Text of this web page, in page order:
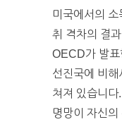
미국에서의
취 격차의 결
OECD가 발표
선진국에 비해
쳐져 있습니
명망이 자신